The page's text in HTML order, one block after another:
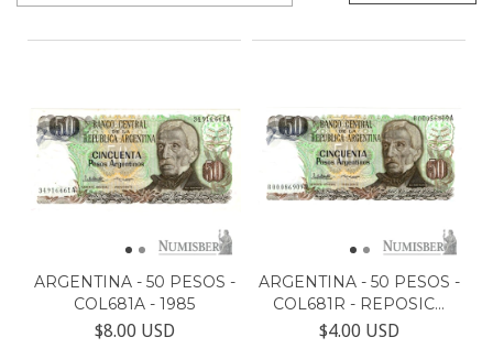
ARGENTINA - 50 PESOS -
COL681A - 1985
$8.00 USD
ARGENTINA - 50 PESOS -
COL681R - REPOSIC...
$4.00 USD